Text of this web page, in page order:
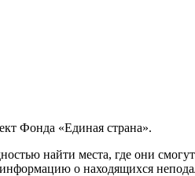
Фонда «Единая страна».
найти места, где они
о находящихся